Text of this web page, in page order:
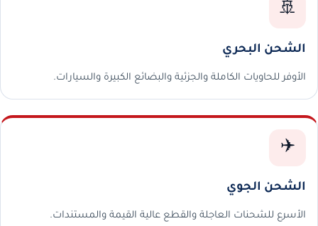
🚢
الشحن البحري
الأوفر للحاويات الكاملة والجزئية والبضائع الكبيرة والسيارات.
✈️
الشحن الجوي
الأسرع للشحنات العاجلة والقطع عالية القيمة والمستندات.